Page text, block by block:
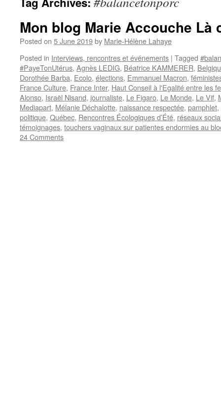
Mon blog Marie Accouche Là
Posted on 5 June 2019by Marie-Hélène Lahaye
Posted in Interviews, rencontres et événements | Tagged
#PayeTonUtérus, Agnès LEDIG, Béatrice KAMMERER,
Dorothée Barba, Ecolo, élections, Emmanuel Macron,
France Culture, France Inter, Haut Conseil à l'Egalité entre les
Alonso, Israël Nisand, journaliste, Le Figaro, Le Monde, Le Vif,
Mediapart, Mélanie Déchalotte, naissance respectée, pamphlet,
politique, Québec, Rencontres Écologiques d’Été, réseaux
témoignages, touchers vaginaux sur patientes endormies au
24 Comments